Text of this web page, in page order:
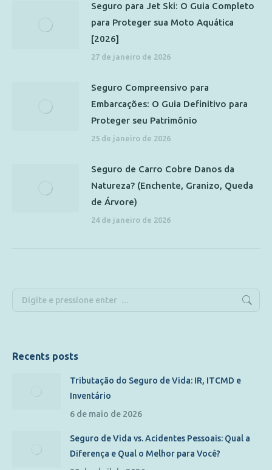
Seguro para Jet Ski: O Guia Completo
para Proteger sua Moto Aquática
[2026]
27 de janeiro de 2026
Seguro Compreensivo para
Embarcações: O Guia Definitivo para
Proteger seu Patrimônio
25 de janeiro de 2026
Seguro de Carro Cobre Danos da
Natureza? (Enchente, Granizo, Queda
de Árvore)
24 de janeiro de 2026
Recents posts
Tributação do Seguro de Vida: IR, ITCMD e
Inventário
6 de maio de 2026
Seguro de Vida vs. Acidentes Pessoais: Qual a
Diferença e Qual o Melhor para Você?